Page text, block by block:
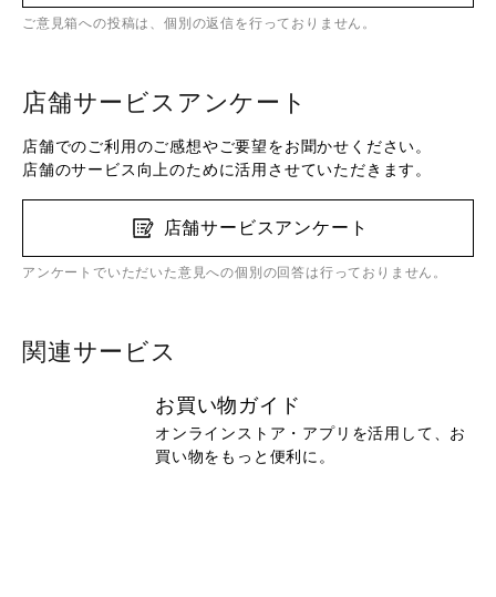
ご意見箱への投稿は、個別の返信を行っておりません。
店舗サービスアンケート
店舗でのご利用のご感想やご要望をお聞かせください。
店舗のサービス向上のために活用させていただきます。
店舗サービスアンケート
アンケートでいただいた意見への個別の回答は行っておりません。
関連サービス
お買い物ガイド
オンラインストア・アプリを活用して、お
買い物をもっと便利に。